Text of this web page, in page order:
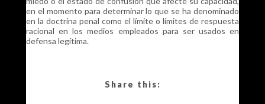
en el momento para determinar lo que se ha denominado
en la doctrina penal como el límite o límites de respuesta
racional en los medios empleados para ser usados en
defensa legítima.
Share this: